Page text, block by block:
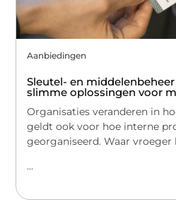
Aanbiedingen
Sleutel- en
slimme oplossingen voor
Organisaties veranderen in
geldt ook voor hoe interne
georganiseerd. Waar
...